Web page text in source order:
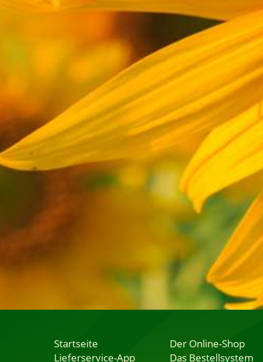
Startseite
Lieferservice-App
Der Online-Shop
Das Bestellsystem